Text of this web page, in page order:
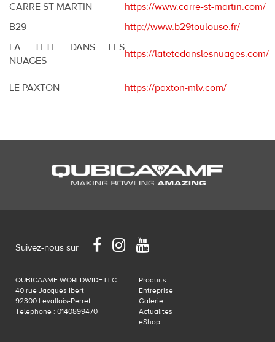
CARRE ST MARTIN
https://www.carre-st-martin.com/
B29
http://www.b29toulouse.fr/
LA TETE DANS LES
NUAGES
https://latetedanslesnuages.com/
LE PAXTON https://paxton-mlv.com/
QUBICAAMF WORLDWIDE LLC
40 rue Jacques Ibert
92300 Levallois-Perret:
Téléphone : 0140899470
Produits
Entreprise
Galerie
Actualités
eShop
Suivez-nous sur
FacebookInstagram